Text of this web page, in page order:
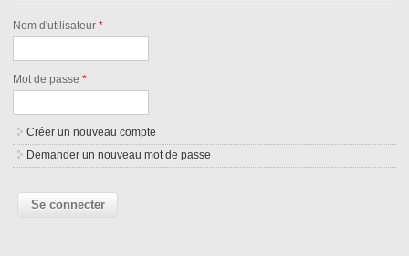
Nom d'utilisateur*
Mot de passe*
Créer un nouveau compte
Demander un nouveau mot de passe